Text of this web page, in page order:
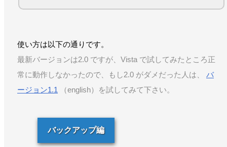
使い方は以下の通りです。
最新バージョンは2.0 ですが、Vista で試してみたところ正
常に動作しなかったので、もし2.0 がダメだった人は、 バ
ージョン1.1 （english）を試してみて下さい。
バックアップ編